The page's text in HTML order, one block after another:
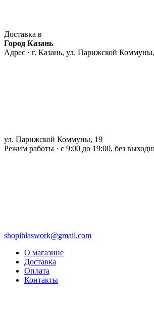
Доставка в
Город Казань
Адрес · г. Казань, ул. Парижской
ул. Парижской Коммуны, 19
Режим работы · с 9:00 до 19:00, без
shopihlaswork@gmail.com
О магазине
Доставка
Оплата
Контакты